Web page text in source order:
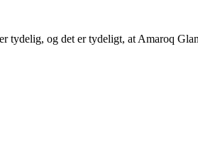
tydelig, og det er tydeligt, at Amaroq